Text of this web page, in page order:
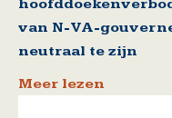
van N-VA-
neutraal te zijn
Meer lezen